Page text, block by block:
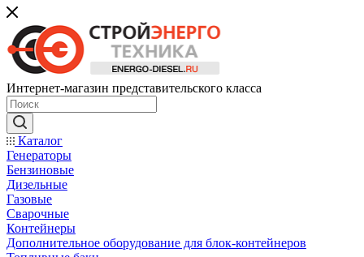
Интернет-магазин представительского класса
Каталог
Генераторы
Бензиновые
Дизельные
Газовые
Сварочные
Контейнеры
Дополнительное оборудование для блок-контейнеров